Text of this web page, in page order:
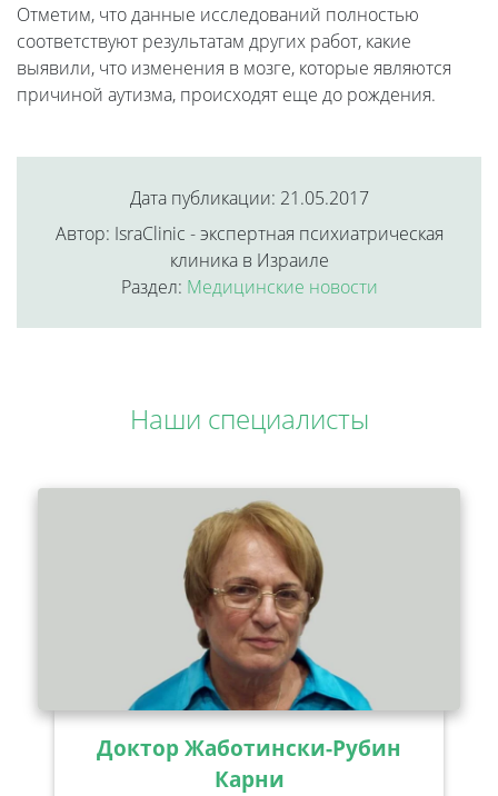
Отметим, что данные исследований полностью
соответствуют результатам других работ, какие
выявили, что изменения в мозге, которые являются
причиной аутизма, происходят еще до рождения.
Дата публикации: 21.05.2017
Автор: IsraClinic - экспертная психиатрическая
клиника в Израиле
Раздел: Медицинские новости
Наши специалисты
Доктор Жаботински-Рубин
Карни